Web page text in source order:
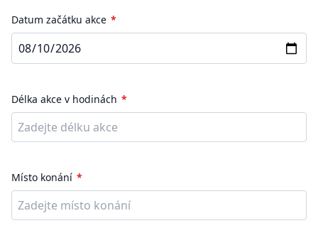
Datum začátku akce
Délka akce v hodinách
Místo konání